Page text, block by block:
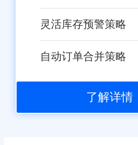
灵活库存预警策略
自动订单合并策略
了解详情